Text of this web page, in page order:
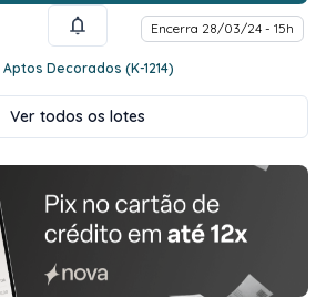
Encerra 28/03/24 - 15h
Decorados (K-1214)
Ver todos os lotes